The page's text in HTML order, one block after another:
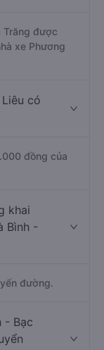
Trăng được
xe Phương
có
đồng của
khai
Bình -
đường.
- Bạc